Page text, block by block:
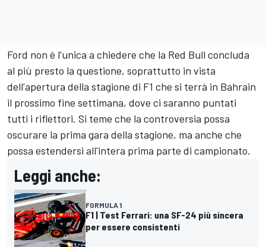
Ford non è l'unica a chiedere che la Red Bull concluda
al più presto la questione, soprattutto in vista
dell'apertura della stagione di F1 che si terrà in Bahrain
il prossimo fine settimana, dove ci saranno puntati
tutti i riflettori. Si teme che la controversia possa
oscurare la prima gara della stagione, ma anche che
possa estendersi all'intera prima parte di campionato.
Leggi anche:
FORMULA 1
F1 | Test Ferrari: una SF-24 più sincera
per essere consistenti